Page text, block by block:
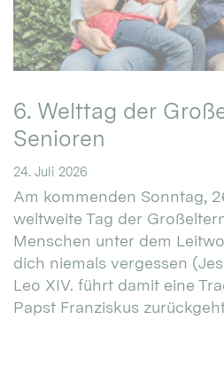
6. Welttag der
Senioren
24. Juli 2026
Am kommenden Sonntag,
weltweite Tag der
Menschen unter dem
dich niemals vergessen
Leo XIV. führt damit eine
Papst Franziskus